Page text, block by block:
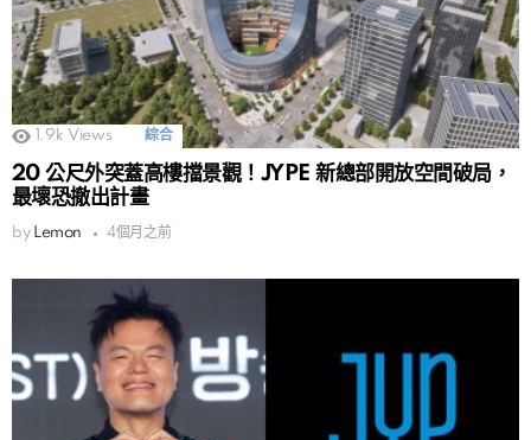
1.9k Views 綜合
20 公尺外突蓋高樓擋景觀！JYPE 新總部開放空間破局，
最壞恐撤出計畫
by Lemon 4個月之前